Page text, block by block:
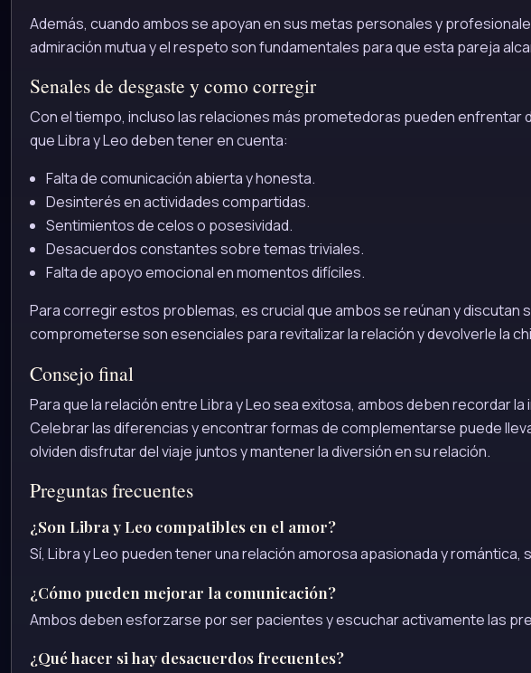
Además, cuando ambos se apoyan en sus metas personales y
admiración mutua y el respeto son fundamentales para que esta pareja
Senales de desgaste y como corregir
Con el tiempo, incluso las relaciones más prometedoras pueden enfrentar
que Libra y Leo deben tener en cuenta:
Falta de comunicación abierta y honesta.
Desinterés en actividades compartidas.
Sentimientos de celos o posesividad.
Desacuerdos constantes sobre temas triviales.
Falta de apoyo emocional en momentos difíciles.
Para corregir estos problemas, es crucial que ambos se reúnan y discutan
comprometerse son esenciales para revitalizar la relación y devolverle la
Consejo final
Para que la relación entre Libra y Leo sea exitosa, ambos deben recordar
Celebrar las diferencias y encontrar formas de complementarse puede
olviden disfrutar del viaje juntos y mantener la diversión en su relación.
Preguntas frecuentes
¿Son Libra y Leo compatibles en el amor?
Sí, Libra y Leo pueden tener una relación amorosa apasionada y
¿Cómo pueden mejorar la comunicación?
Ambos deben esforzarse por ser pacientes y escuchar activamente las
¿Qué hacer si hay desacuerdos frecuentes?